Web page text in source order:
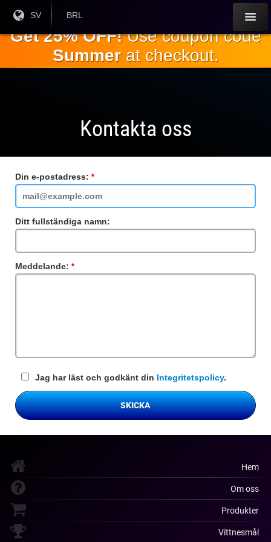
Nuvarande
språk:
SV
Aktuell
BRL
Get 25% OFF!Use coupon code
Summerat checkout.
Kontakta oss
Din e-postadress:
fält
Ditt fullständiga namn:
Meddelande:
fält
Jag har läst och godkänt din Integritetspolicy.
SKICKA
Hem
Om oss
Produkter
Vittnesmål